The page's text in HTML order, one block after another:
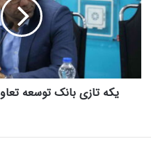
یکه تازی بانک توسعه